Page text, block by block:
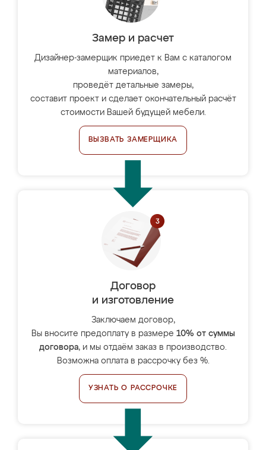
Замер и расчет
Дизайнер-замерщик приедет к Вам с каталогом
материалов,
проведёт детальные замеры,
составит проект и сделает окончательный расчёт
стоимости Вашей будущей мебели.
ВЫЗВАТЬ ЗАМЕРЩИКА
Договор
и изготовление
Заключаем договор,
Вы вносите предоплату в размере 10% от суммы
договора, и мы отдаём заказ в производство.
Возможна оплата в рассрочку без %.
УЗНАТЬ О РАССРОЧКЕ